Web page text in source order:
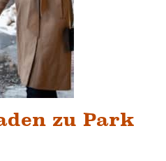
zu Park